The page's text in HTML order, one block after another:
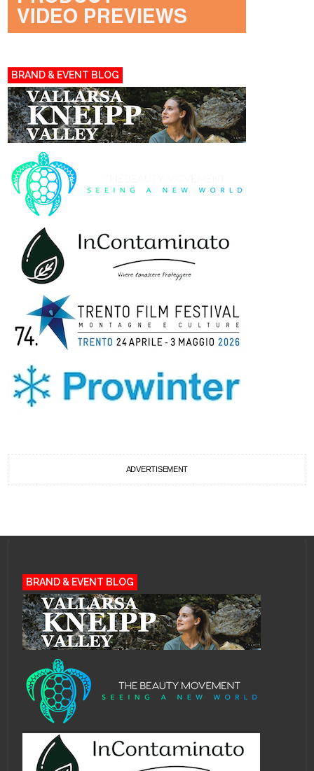
BRAND & EVENT BLOG
ADVERTISEMENT
BRAND & EVENT BLOG